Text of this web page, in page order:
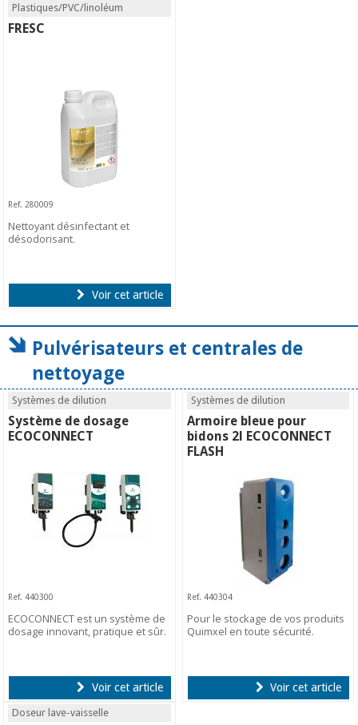
Plastiques/PVC/linoléum
FRESC
Ref. 280009
Nettoyant désinfectant et
désodorisant.
Voir cet article
Pulvérisateurs et centrales de
nettoyage
Systèmes de dilution
Système de dosage
ECOCONNECT
Ref. 440300
ECOCONNECT est un système de
dosage innovant, pratique et sûr.
Voir cet article
Systèmes de dilution
Armoire bleue pour
bidons 2l ECOCONNECT
FLASH
Ref. 440304
Pour le stockage de vos produits
Quimxel en toute sécurité.
Voir cet article
Doseur lave-vaisselle